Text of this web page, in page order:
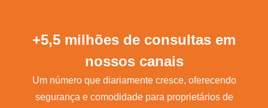
+5,5 milhões de consultas em
nossos canais
Um número que diariamente cresce, oferecendo
segurança e comodidade para proprietários de